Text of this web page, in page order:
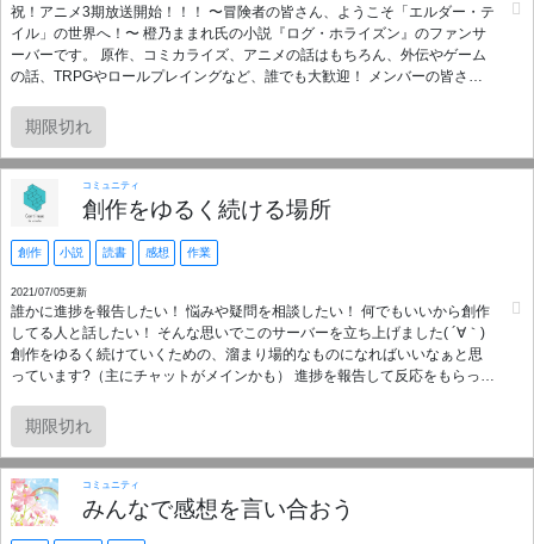
祝！アニメ3期放送開始！！！ 〜冒険者の皆さん、ようこそ「エルダー・テ
イル」の世界へ！〜 橙乃ままれ氏の小説『ログ・ホライズン』のファンサ
ーバーです。 原作、コミカライズ、アニメの話はもちろん、外伝やゲーム
の話、TRPGやロールプレイングなど、誰でも大歓迎！ メンバーの皆さん
ンの最新情報もチェックできますよ！ さあ「エルダー・テイル」の世界へ
飛び込みましょう！ ※サーバー参加後、簡単なキャラクター作成をするこ
とによって、全チャンネルが使えるようになります。 公式Twitter：
@loghorizon_dsc
期限切れ
コミュニティ
創作をゆるく続ける場所
創作 小説 読書 感想 作業
2021/07/05更新
誰かに進捗を報告したい！ 悩みや疑問を相談したい！ 何でもいいから創作
してる人と話したい！ そんな思いでこのサーバーを立ち上げました( ´∀｀)
創作をゆるく続けていくための、溜まり場的なものになればいいなぁと思
っています?（主にチャットがメインかも） 進捗を報告して反応をもらった
に駄弁りましょう( ´∀`)/ 不馴れな点も多々ありますが、何卒よろしくお願い
致します！ゆるくやっていきましょう～ ※小説を書く人限定のサーバーで
す
期限切れ
コミュニティ
みんなで感想を言い合おう